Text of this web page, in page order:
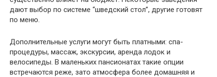
дают выбор по системе “шведский стол”, другие готовят
по меню.
Дополнительные услуги могут быть платными: спа-
процедуры, массаж, экскурсии, аренда лодок и
велосипеды. В маленьких пансионатах такие опции
встречаются реже, зато атмосфера более домашняя и